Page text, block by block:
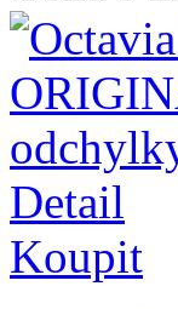
Detail
Koupit